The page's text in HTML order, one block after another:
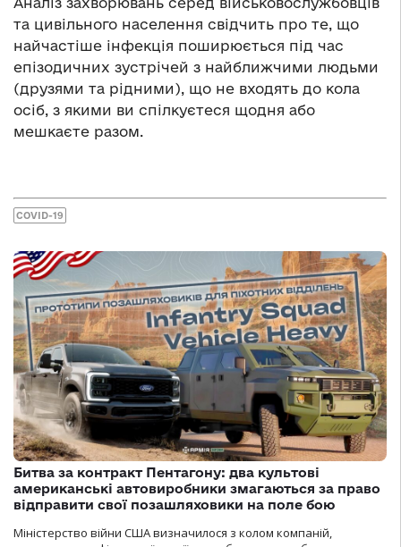
та цивільного населення свідчить про те, що
найчастіше інфекція поширюється під час
епізодичних зустрічей з найближчими людьми
(друзями та рідними), що не входять до кола
осіб, з якими ви спілкуєтеся щодня або
мешкаєте разом.
COVID-19
Битва за контракт Пентагону: два культові
американські автовиробники змагаються за право
відправити свої позашляховики на поле бою
Міністерство війни США визначилося з колом компаній,